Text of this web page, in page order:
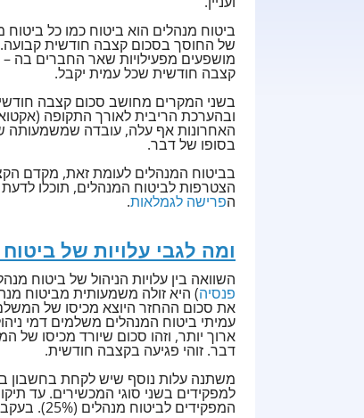
ביטוח מנהלים הוא ביטוח כמו כל
של החוסך בסכום קצבה חודשית קבועה.
מושפעים מפעילויות שאר החברים בה
קצבה חודשית שכל עמית יקבל.
בשני המקרים מחושב סכום קצבה
ובהערכת הריבית לאורך התקופה
האחרונות אף עלה, עובדה שמשמעותה
בסופו של דבר.
בביטוח המנהלים לעומת זאת, מקדם
הצטרפות לביטוח המנהלים, תוכלו
הפרישה לגמלאות.
ומה לגבי עלויות של
השוואה בין עלויות הניהול של ביטוח
פנסיה) היא זולה משמעותית מביטוח
את סכום ההחזר היוצא מכיסו של
עמיתי ביטוח המנהלים משלמים דמי
ארוך יותר, וזהו סכום שיורד מכיסו
דבר. זוהי פגיעה בקצבה חודשית.
משתנה עלות נוסף שיש לקחת בחשבון
המפקידים לביטוח מנהלים (25%). בעקבות תיקון 3 הטבות המס זהות ועומדות על 35%.